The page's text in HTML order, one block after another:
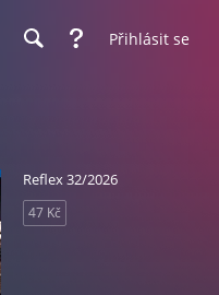
Přihlásit se
Reflex 32/2026
47 Kč